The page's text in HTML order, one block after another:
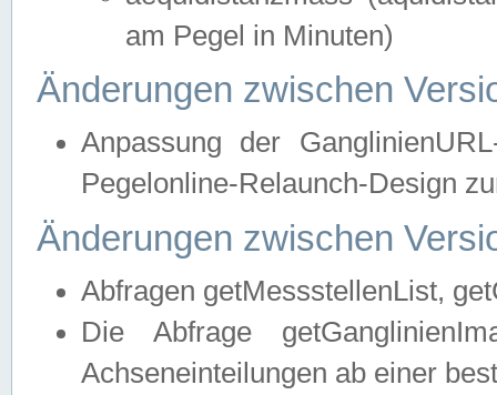
am Pegel in Minuten)
Änderungen zwischen
Anpassung der
Pegelonline-Relaunch-Design
Änderungen zwischen
Abfragen getMessstellenList,
Die Abfrage
Achseneinteilungen ab einer